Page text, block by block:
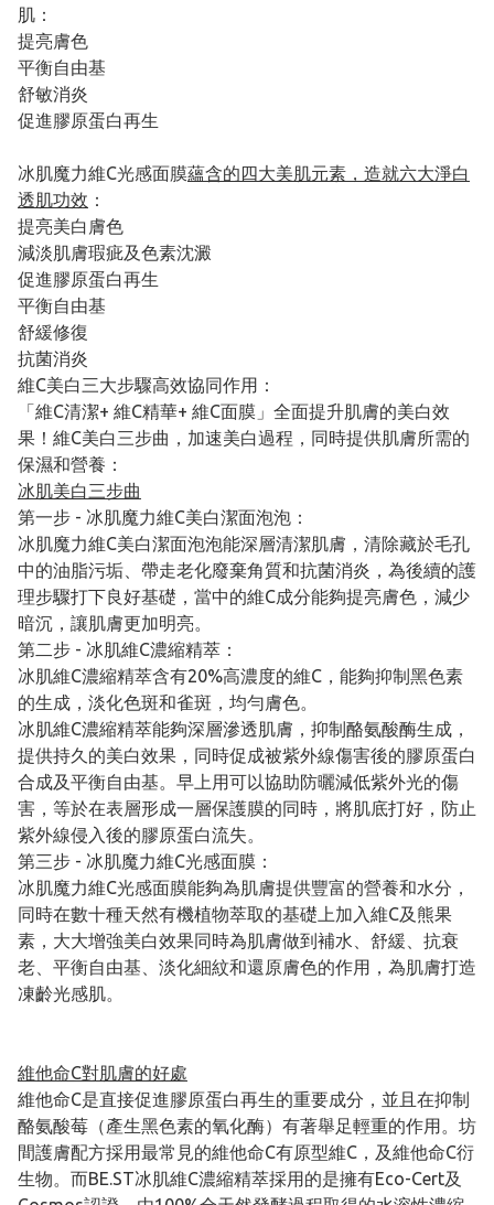
肌：
提亮膚色
平衡自由基
舒敏消炎
促進膠原蛋白再生
冰肌魔力維C光感面膜蘊含的四大美肌元素，造就六大淨白
透肌功效 ：
提亮美白膚色
減淡肌膚瑕疵及色素沈澱
促進膠原蛋白再生
平衡自由基
舒緩修復
抗菌消炎
維C美白三大步驟高效協同作用：
「維C清潔+ 維C精華+ 維C面膜」全面提升肌膚的美白效
果！維C美白三步曲，加速美白過程，同時提供肌膚所需的
保濕和營養：
冰肌美白三步曲
第一步 - 冰肌魔力維C美白潔面泡泡：
冰肌魔力維C美白潔面泡泡能深層清潔肌膚，清除藏於毛孔
中的油脂污垢、帶走老化廢棄角質和抗菌消炎，為後續的護
理步驟打下良好基礎，當中的維C成分能夠提亮膚色，減少
暗沉，讓肌膚更加明亮。
第二步 - 冰肌維C濃縮精萃：
冰肌維C濃縮精萃含有20%高濃度的維C，能夠抑制黑色素
的生成，淡化色斑和雀斑，均勻膚色。
冰肌維C濃縮精萃能夠深層滲透肌膚，抑制酪氨酸酶生成，
提供持久的美白效果，同時促成被紫外線傷害後的膠原蛋白
合成及平衡自由基。早上用可以協助防曬減低紫外光的傷
害，等於在表層形成一層保護膜的同時，將肌底打好，防止
紫外線侵入後的膠原蛋白流失。
第三步 - 冰肌魔力維C光感面膜：
冰肌魔力維C光感面膜能夠為肌膚提供豐富的營養和水分，
同時在數十種天然有機植物萃取的基礎上加入維C及熊果
素，大大增強美白效果同時為肌膚做到補水、舒緩、抗衰
老、平衡自由基、淡化細紋和還原膚色的作用，為肌膚打造
凍齡光感肌。
維他命C對肌膚的好處
維他命C是直接促進膠原蛋白再生的重要成分，並且在抑制
酪氨酸莓（產生黑色素的氧化酶）有著舉足輕重的作用。坊
間護膚配方採用最常見的維他命C有原型維C，及維他命C衍
生物。而BE.ST冰肌維C濃縮精萃採用的是擁有Eco-Cert及